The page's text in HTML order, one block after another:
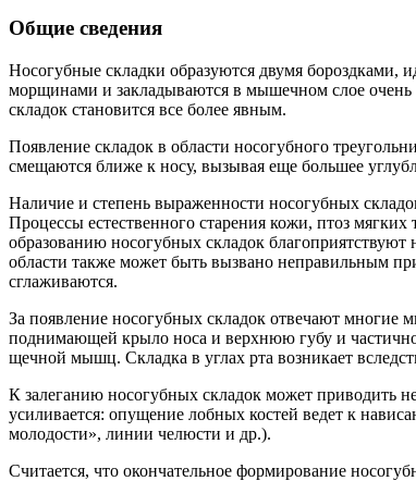
Общие сведения
Носогубные складки образуются двумя бороздками,
морщинами и закладываются в мышечном слое очень
складок становится все более явным.
Появление складок в области носогубного
смещаются ближе к носу, вызывая еще большее
Наличие и степень выраженности носогубных
Процессы естественного старения кожи, птоз
образованию носогубных складок
области также может быть вызвано неправильным
сглаживаются.
За появление носогубных складок отвечают многие
поднимающей крыло носа и верхнюю губу и
щечной мышц. Складка в углах рта возникает
К залеганию носогубных складок может приводить
усиливается: опущение лобных костей ведет к
молодости», линии челюсти и др.).
Считается, что окончательное формирование